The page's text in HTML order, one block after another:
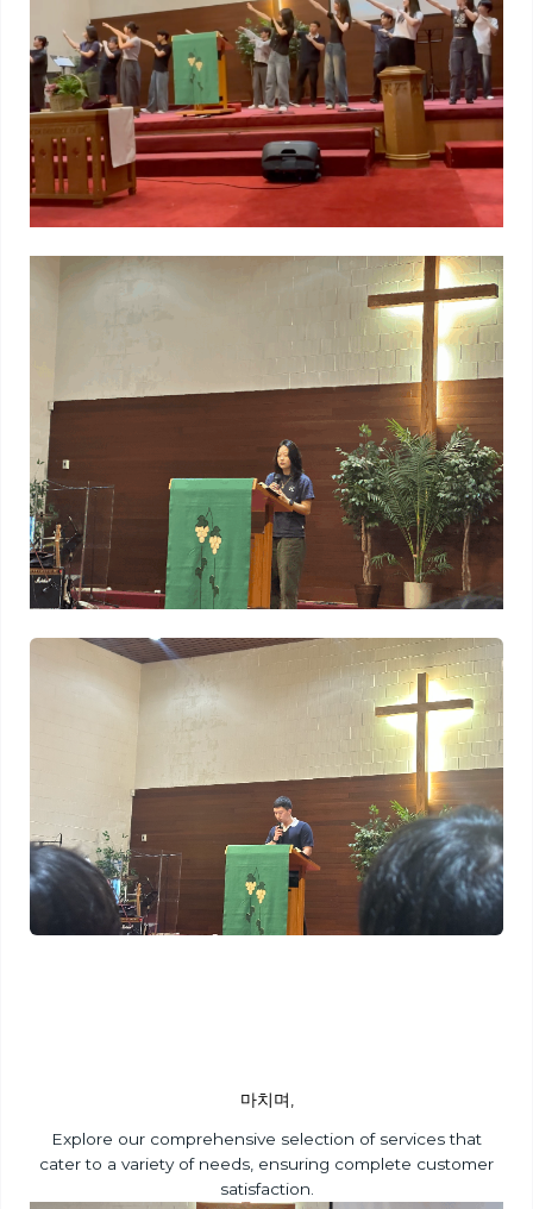
마치며,
Explore our comprehensive selection of services that
cater to a variety of needs, ensuring complete customer
satisfaction.